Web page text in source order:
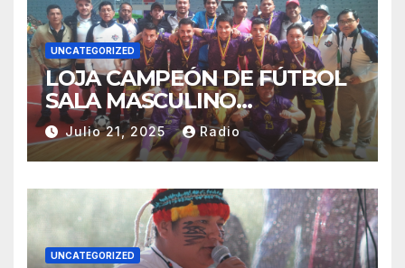
UNCATEGORIZED
LOJA CAMPEÓN DE FÚTBOL
SALA MASCULINO
TUNGURAHUA 2025.
Julio 21, 2025 Radio
UNCATEGORIZED